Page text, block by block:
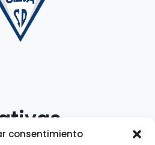
consentimiento